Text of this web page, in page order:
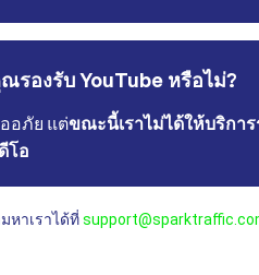
รองรับ YouTube หรือไม่?
อภัย แต่ขณะนี้เราไม่ได้ให้บริกา
โอ
หาเราได้ที่